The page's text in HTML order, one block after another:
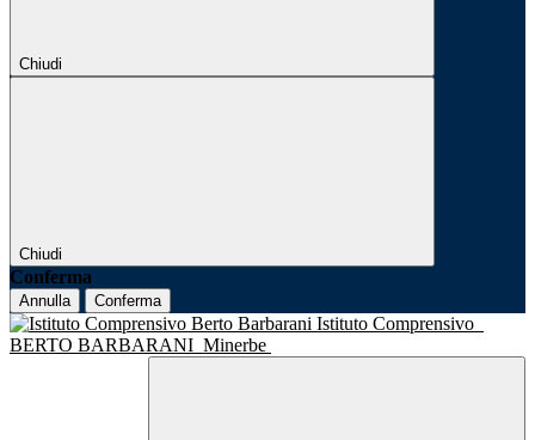
Chiudi
Chiudi
Conferma
Annulla Conferma
Istituto Comprensivo
BERTO BARBARANI Minerbe